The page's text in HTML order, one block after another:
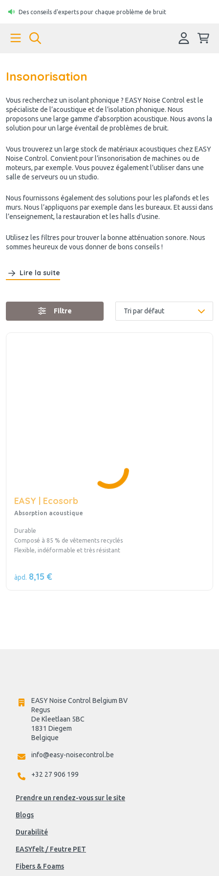
Des conseils d'experts pour chaque problème de bruit
Insonorisation
Vous recherchez un isolant phonique ? EASY Noise Control est le
spécialiste de l’acoustique et de l’isolation phonique. Nous
proposons une large gamme d’absorption acoustique. Nous avons la
solution pour un large éventail de problèmes de bruit.
Vous trouverez un large stock de matériaux acoustiques chez EASY
Noise Control. Convient pour l’insonorisation de machines ou de
moteurs, par exemple. Vous pouvez également l’utiliser dans une
salle de serveurs ou un studio.
Nous fournissons également des solutions pour les plafonds et les
murs. Nous l’appliquons par exemple dans les bureaux. Et aussi dans
l’enseignement, la restauration et les halls d’usine.
Utilisez les filtres pour trouver la bonne atténuation sonore. Nous
sommes heureux de vous donner de bons conseils !
Lire la suite
Filtre
EASY | Ecosorb
Absorption acoustique
Durable
Composé à 85 % de vêtements recyclés
Flexible, indéformable et très résistant
àpd. 8,15 €
EASY Noise Control Belgium BV
Regus
De Kleetlaan 5BC
1831 Diegem
Belgique
info@easy-noisecontrol.be
+32 27 906 199
Prendre un rendez-vous sur le site
Blogs
Durabilité
EASYfelt / Feutre PET
Fibers & Foams